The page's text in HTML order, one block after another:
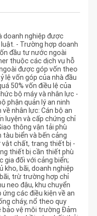
doanh nghiệp được
- Trường hợp doanh
đầu tư nước ngoài
thuộc các dịch vụ hỗ
được góp vốn theo
lệ vốn góp của nhà đầu
50% vốn điều lệ của
bộ máy và nhân lực -
phận quản lý an ninh
nhân lực: Cán bộ an
luyện và cấp chứng chỉ
thông vận tải phù
biển và bến cảng
vật chất, trang thiết bị -
thiết bị cần thiết phù
gia đối với cảng biển;
kho, bãi, doanh nghiệp
trừ trường hợp chỉ
neo đậu, khu chuyển
ứng các điều kiện về an
cháy, nổ theo quy
bảo vệ môi trường Đảm